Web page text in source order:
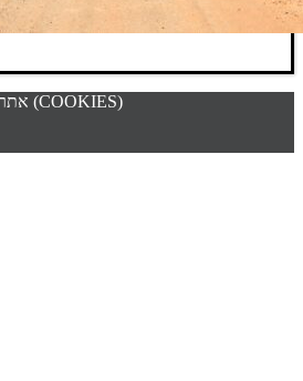
אתר זה משתמש בקבצי ״עוגיות״ (COOKIES)